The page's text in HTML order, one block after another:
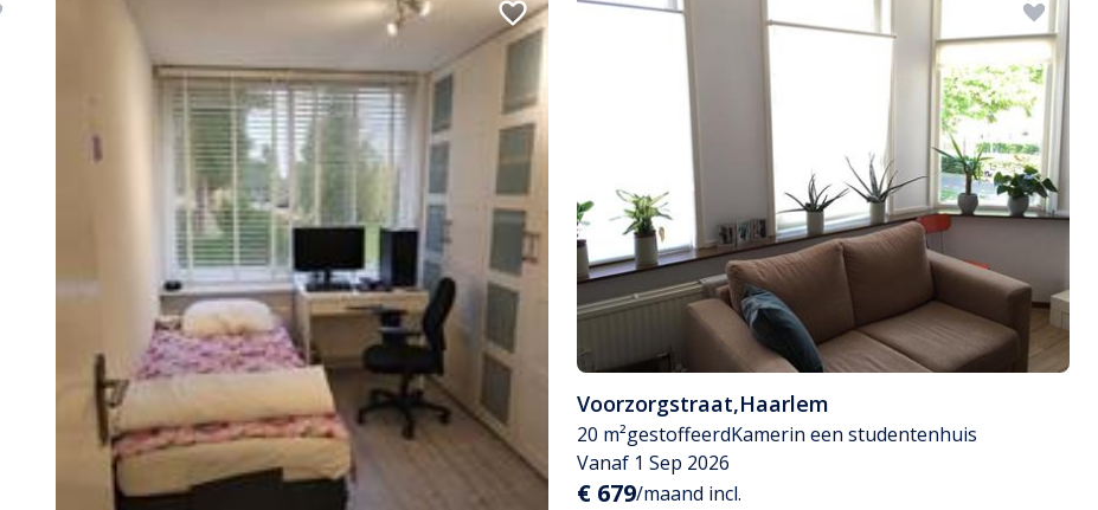
Voorzorgstraat,Haarlem
20 m²gestoffeerdKamerin een studentenhuis
Vanaf 1 Sep 2026
€ 679/maand incl.